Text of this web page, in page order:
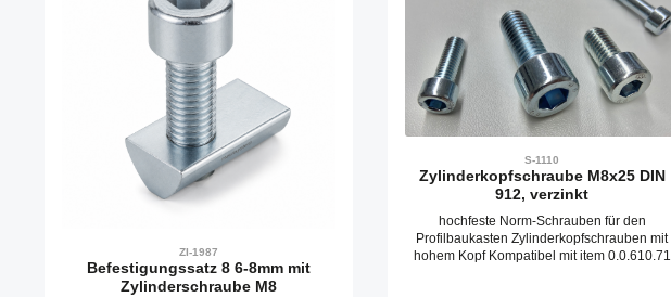
ZI-1987
Befestigungssatz 8 6-8mm mit
Zylinderschraube M8
S-1110
Zylinderkopfschraube M8x25 DIN
912, verzinkt
hochfeste Norm-Schrauben für den
Profilbaukasten Zylinderkopfschrauben mit
hohem Kopf Kompatibel mit item 0.0.610.71